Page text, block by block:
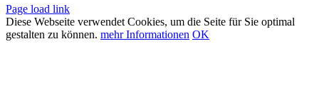
Page load link
Diese Webseite verwendet Cookies, um die Seite für Sie optimal
gestalten zu können. mehr Informationen OK